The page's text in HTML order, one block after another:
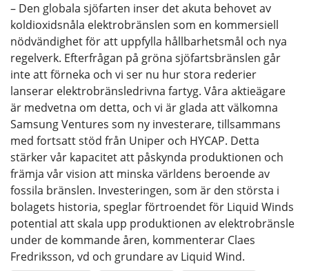
– Den globala sjöfarten inser det akuta behovet av
koldioxidsnåla elektrobränslen som en kommersiell
nödvändighet för att uppfylla hållbarhetsmål och nya
regelverk. Efterfrågan på gröna sjöfartsbränslen går
inte att förneka och vi ser nu hur stora rederier
lanserar elektrobränsledrivna fartyg. Våra aktieägare
är medvetna om detta, och vi är glada att välkomna
Samsung Ventures som ny investerare, tillsammans
med fortsatt stöd från Uniper och HYCAP. Detta
stärker vår kapacitet att påskynda produktionen och
främja vår vision att minska världens beroende av
fossila bränslen. Investeringen, som är den största i
bolagets historia, speglar förtroendet för Liquid Winds
potential att skala upp produktionen av elektrobränsle
under de kommande åren, kommenterar Claes
Fredriksson, vd och grundare av Liquid Wind.